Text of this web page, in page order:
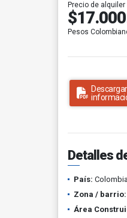
Precio de alquiler
Pesos
Descargar
Detalles
País: Colombia
Zona / barrio:
Área